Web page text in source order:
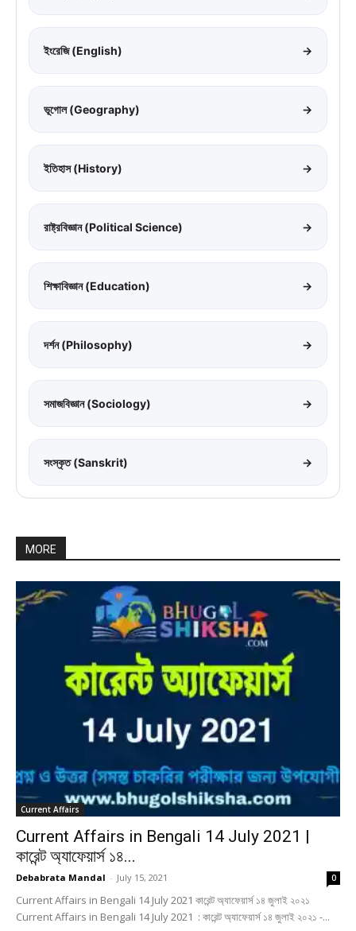
ইংরেজি (English) →
ভূগোল (Geography) →
ইতিহাস (History) →
রাষ্ট্রবিজ্ঞান (Political Science) →
শিক্ষাবিজ্ঞান (Education) →
দর্শন (Philosophy) →
সমাজবিজ্ঞান (Sociology) →
সংস্কৃত (Sanskrit) →
MORE
Current Affairs
Current Affairs in Bengali 14 July 2021 |
কারেন্ট অ্যাফেয়ার্স ১৪...
Debabrata Mandal - July 15, 2021 0
Current Affairs in Bengali 14 July 2021 কারেন্ট অ্যাফেয়ার্স ১৪ জুলাই ২০২১
Current Affairs in Bengali 14 July 2021 : কারেন্ট অ্যাফেয়ার্স ১৪ জুলাই ২০২১ -...